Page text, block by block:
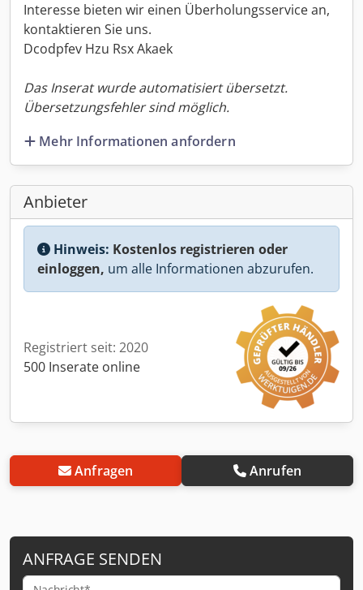
Interesse bieten wir einen Überholungsservice an,
kontaktieren Sie uns.
Dcodpfev Hzu Rsx Akaek
Das Inserat wurde automatisiert übersetzt.
Übersetzungsfehler sind möglich.
Mehr Informationen anfordern
Anbieter
Hinweis: Kostenlos registrieren oder
einloggen, um alle Informationen abzurufen.
Registriert seit: 2020
500 Inserate online
Anfragen Anrufen
ANFRAGE SENDEN